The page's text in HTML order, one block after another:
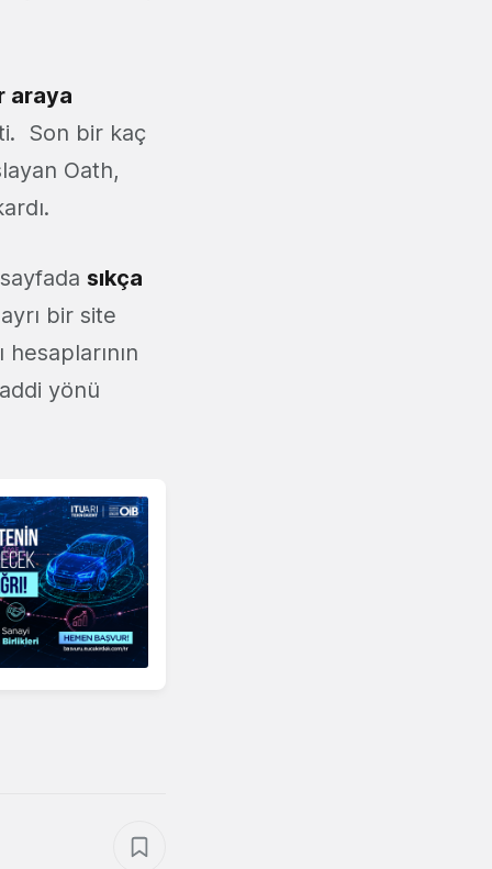
araya
Son bir kaç
Oath,
sıkça
bir site
yönü